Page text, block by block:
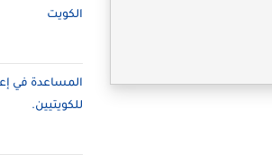
الكويت
المساعدة في
للكويتيين.